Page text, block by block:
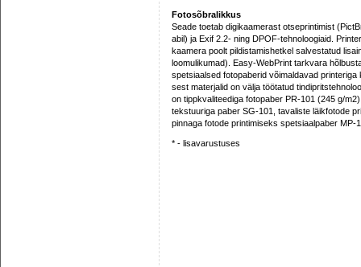
Fotosõbralikkus
Seade toetab digikaamerast otseprintimist
abil) ja Exif 2.2- ning DPOF-tehnoloogiaid.
kaamera poolt pildistamishetkel salvestatud
loomulikumad). Easy-WebPrint tarkvara
spetsiaalsed fotopaberid võimaldavad
sest materjalid on välja töötatud
on tippkvaliteediga fotopaber PR-101 (245 g/
tekstuuriga paber SG-101, tavaliste läikfotode
pinnaga fotode printimiseks spetsiaalpaber MP-
* - lisavarustuses